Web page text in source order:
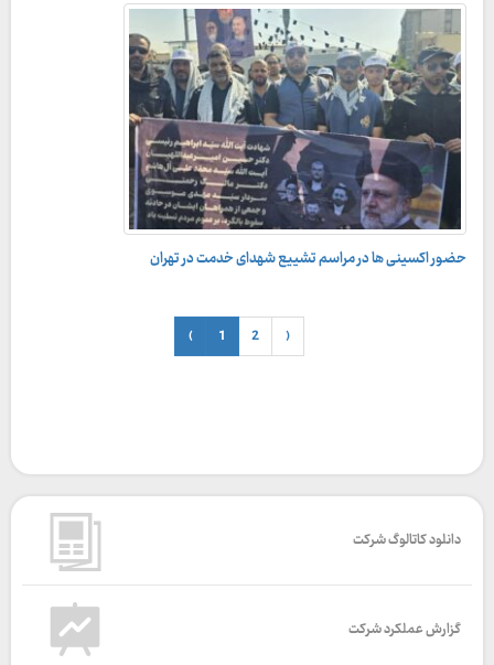
حضور اکسینی ها در مراسم تشییع شهدای خدمت در تهران
‹ 1 2 ›
دانلود کاتالوگ شرکت
گزارش عملکرد شرکت